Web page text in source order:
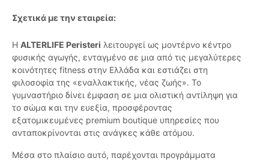
Σχετικά με την εταιρεία:
Η ALTERLIFE Peristeri λειτουργεί ως μοντέρνο κέντρο
φυσικής αγωγής, ενταγμένο σε μια από τις μεγαλύτερες
κοινότητες fitness στην Ελλάδα και εστιάζει στη
φιλοσοφία της «εναλλακτικής, νέας ζωής». Το
γυμναστήριο δίνει έμφαση σε μια ολιστική αντίληψη για
το σώμα και την ευεξία, προσφέροντας
εξατομικευμένες premium boutique υπηρεσίες που
ανταποκρίνονται στις ανάγκες κάθε ατόμου.
Μέσα στο πλαίσιο αυτό, παρέχονται προγράμματα